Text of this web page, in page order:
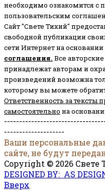
необходимо ознакомится с
пользовательским
Сайт "Свете Тихий"
свободной публикации
сети Интернет на основании
соглашения. Все
принадлежат авторам и
произведений возможна
которому вы можете
Ответственность за тексты
самостоятельно на
--------------------
Ваши персональные
сайте, не будут
Copyright © 2026 Свете
DESIGNED BY: AS
Вверх